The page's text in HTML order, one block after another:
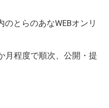
とらのあなWEBオンリ
月程度で順次、公開・提